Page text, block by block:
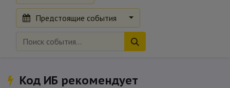
Предстоящие события
Код ИБ рекомендует